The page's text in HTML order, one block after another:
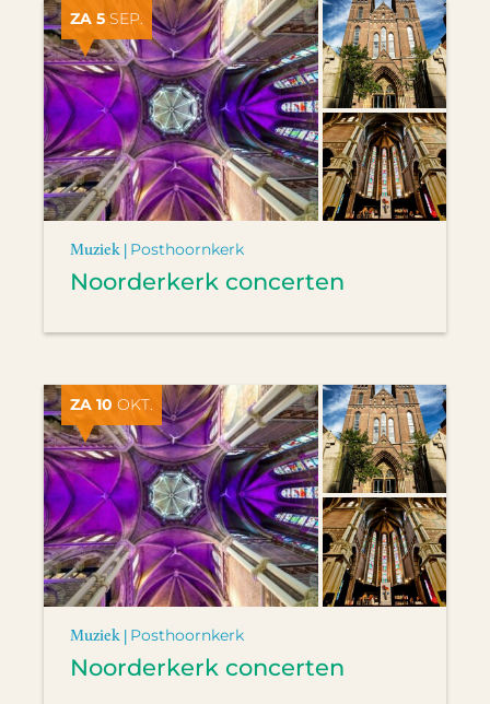
ZA 5 SEP.
Muziek | Posthoornkerk
Noorderkerk concerten
ZA 10 OKT.
Muziek | Posthoornkerk
Noorderkerk concerten